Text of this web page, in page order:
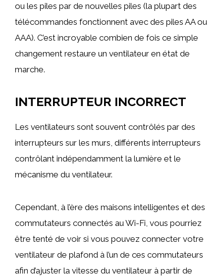
ou les piles par de nouvelles piles (la plupart des
télécommandes fonctionnent avec des piles AA ou
AAA). C’est incroyable combien de fois ce simple
changement restaure un ventilateur en état de
marche.
INTERRUPTEUR INCORRECT
Les ventilateurs sont souvent contrôlés par des
interrupteurs sur les murs, différents interrupteurs
contrôlant indépendamment la lumière et le
mécanisme du ventilateur.
Cependant, à l’ère des maisons intelligentes et des
commutateurs connectés au Wi-Fi, vous pourriez
être tenté de voir si vous pouvez connecter votre
ventilateur de plafond à l’un de ces commutateurs
afin d’ajuster la vitesse du ventilateur à partir de